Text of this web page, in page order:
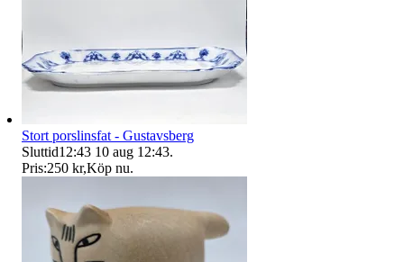
Stort porslinsfat - Gustavsberg
Sluttid12:43 10 aug 12:43.
Pris:250 kr,Köp nu.